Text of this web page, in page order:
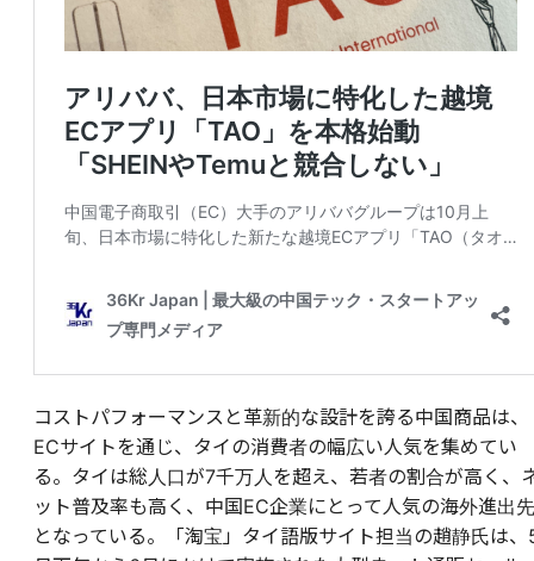
コストパフォーマンスと革新的な設計を誇る中国商品は、
ECサイトを通じ、タイの消費者の幅広い人気を集めてい
る。タイは総人口が7千万人を超え、若者の割合が高く、
ット普及率も高く、中国EC企業にとって人気の海外進出先
となっている。「淘宝」タイ語版サイト担当の趙静氏は、